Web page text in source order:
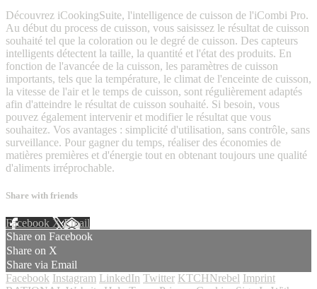
Découvrez iCookingSuite, l'intelligence de cuisson de l'iCombi Pro.
Au début du process de cuisson, vous saisissez le résultat de cuisson
souhaité tel que la coloration ou le degré de cuisson. Des capteurs
intelligents détectent la taille, la quantité et l'état des produits. En
fonction de l'avancée de la cuisson, les paramètres de cuisson
importants, tels que la température, le climat de l'enceinte de cuisson,
la vitesse de l'air et le temps de cuisson, sont régulièrement adaptés
afin d'atteindre le résultat de cuisson souhaité. Si besoin, vous
pouvez également intervenir et modifier le résultat que vous
souhaitez. Vos avantages : simplicité d'utilisation, sans contrôle, sans
surveillance. Pour gagner du temps, réaliser des économies de
matières premières et d'énergie tout en obtenant toujours une qualité
d'aliments irréprochable.
Share with friends
Facebook XEmail
Share on Facebook
Share on X
Share via Email
Facebook Instagram LinkedIn Twitter KTCHNrebel Imprint